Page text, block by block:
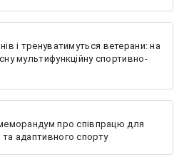
і тренуватимуться ветерани: на
мультифункційну спортивно-
про співпрацю для
адаптивного спорту